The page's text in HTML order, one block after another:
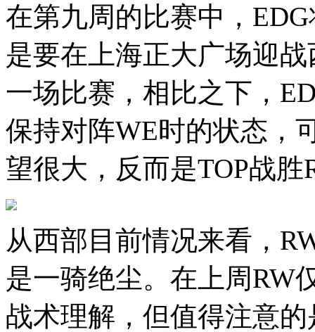
在第九周的比赛中，
是要在上海正大广场迎
一场比赛，相比之下，
保持对阵WE时的状态，
望很大，反而是TOP战胜
从西部目前情况来看，
是一骑绝尘。在上周RW
战术理解，但值得注意